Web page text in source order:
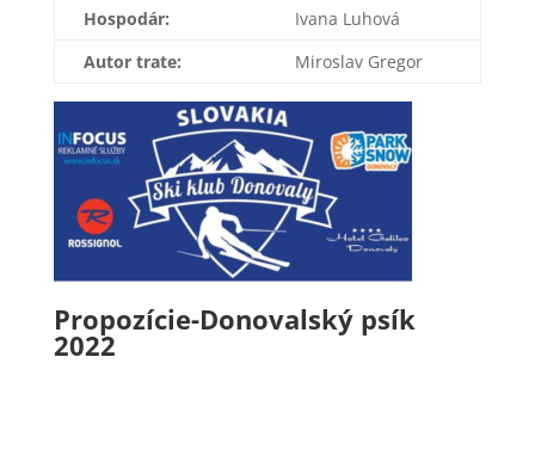
Hospodár:
Ivana Luhová
Autor trate:
Miroslav Gregor
Propozície-Donovalský psík
2022